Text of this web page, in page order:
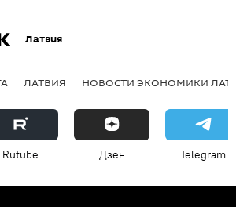
Латвия
ЛАТВИЯ НОВОСТИ ЭКОНОМИКИ
Rutube Дзен Telegram